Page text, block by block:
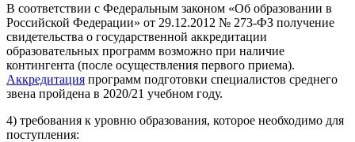
В соответствии с Федеральным законом «Об образовании в
Российской Федерации» от 29.12.2012 № 273-ФЗ получение
свидетельства о государственной аккредитации
образовательных программ возможно при наличие
контингента (после осуществления первого приема).
Аккредитация программ подготовки специалистов среднего
звена пройдена в 2020/21 учебном году.
4) требования к уровню образования, которое необходимо для
поступления: